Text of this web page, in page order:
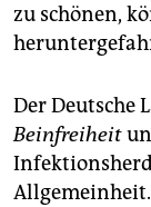
zu schönen,
Der Deutsche
Beinfreiheit